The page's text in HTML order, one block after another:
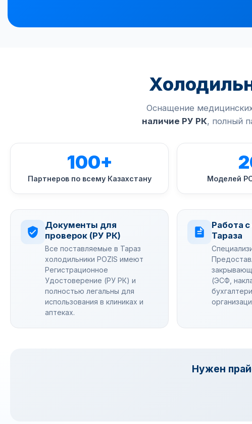
Оснащение
наличие РУ РК, полный
100+
Партнеров по всему Казахстану Моделей
Документы для
проверок (РУ РК)
Все поставляемые в Тараз
холодильники POZIS имеют
Регистрационное
Удостоверение (РУ РК) и
полностью легальны для
использования в клиниках и
аптеках.
Работа
Тараза
(ЭСФ,
Нужен